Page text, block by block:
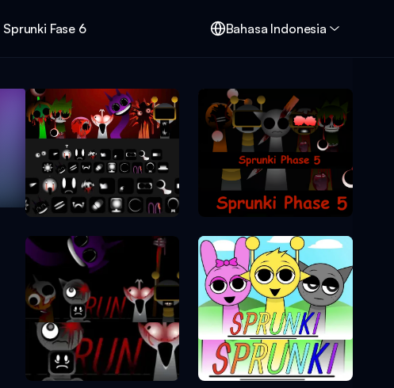
Sprunki Fase 6 Bahasa Indonesia
Sprunki Phase 10 Sprunki Phase 5
Sprunki Phase 7
Sprunki Phase